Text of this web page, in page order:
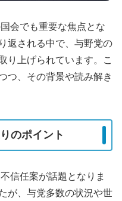
会でも重要な焦点とな
返される中で、与野党の
り上げられています。こ
つ、その背景や読み解き
のポイント
信任案が話題となりま
が、与党多数の状況や世